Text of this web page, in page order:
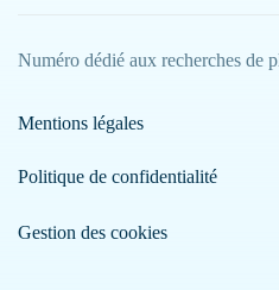
Numéro dédié aux recherches de
Mentions légales
Politique de confidentialité
Gestion des cookies